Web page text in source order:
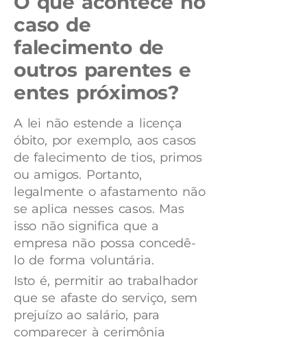
caso de
falecimento de
outros parentes e
entes próximos?
A lei não estende a licença
óbito, por exemplo, aos casos
de falecimento de tios, primos
ou amigos. Portanto,
legalmente o afastamento não
se aplica nesses casos. Mas
isso não significa que a
empresa não possa concedê-
lo de forma voluntária.
Isto é, permitir ao trabalhador
que se afaste do serviço, sem
prejuízo ao salário, para
comparecer à cerimônia